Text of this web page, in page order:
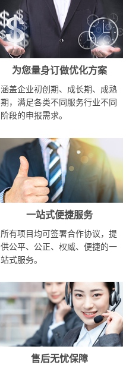
为您量身订做优化方案
涵盖企业初创期、成长期、成熟
期，满足各类不同服务行业不同
阶段的申报需求。
一站式便捷服务
所有项目均可签署合作协议，提
供公平、公正、权威、便捷的一
站式服务。
售后无忧保障